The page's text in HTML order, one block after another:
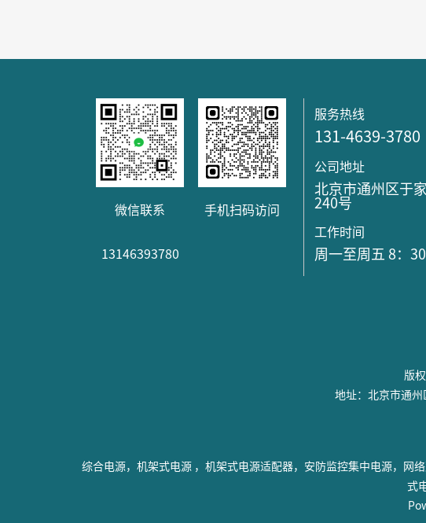
微信联系
13146393780
手机扫码访问
服务热线
131-4639-3780
公司地址
北京市通州区于
240号
工作时间
周一至周五 8：
版
地址：北京市通
综合电源，机架式电源 ，机架式电源适配器，安防监控集中电源，网
式